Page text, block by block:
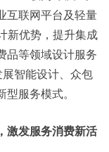
互联网平台及轻量
新优势，提升集成
品等领域设计服务
展智能设计、众包
服务模式。
发服务消费新活